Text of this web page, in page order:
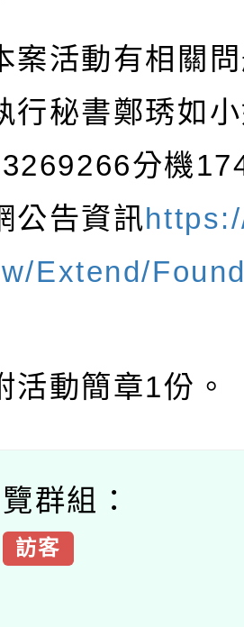
案活動有相關
行秘書鄭琇如
分機
公告資訊
Extend/
活動簡章1份。
群組：
訪客